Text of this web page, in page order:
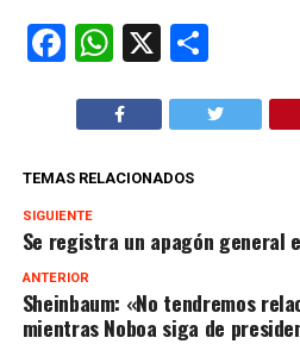
Facebook
WhatsApp
X
TEMAS RELACIONADOS
SIGUIENTE
Se registra un apagón general
ANTERIOR
Sheinbaum: «No tendremos
mientras Noboa siga de